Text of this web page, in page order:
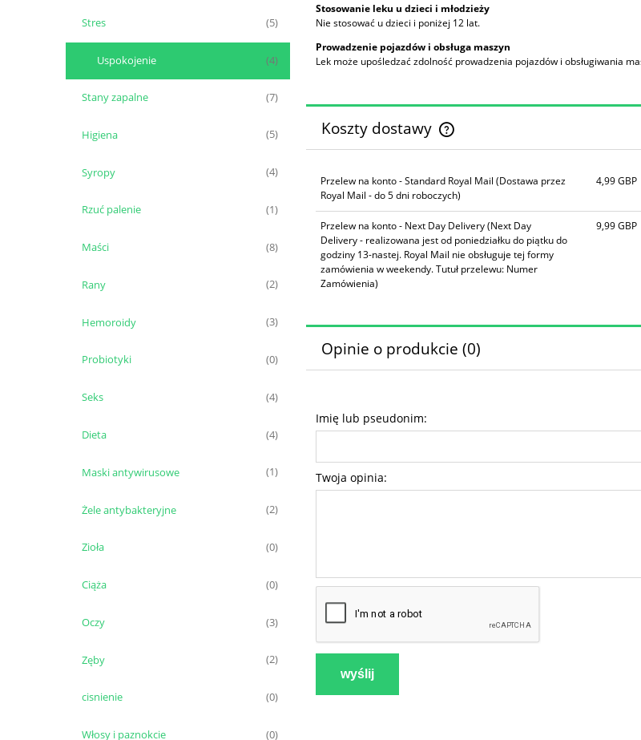
Stres (5)
Uspokojenie (4)
Stany zapalne (7)
Higiena (5)
Syropy (4)
Rzuć palenie (1)
Maści (8)
Rany (2)
Hemoroidy (3)
Probiotyki (0)
Seks (4)
Dieta (4)
Maski antywirusowe (1)
Żele antybakteryjne (2)
Zioła (0)
Ciąża (0)
Oczy (3)
Zęby (2)
cisnienie (0)
Włosy i paznokcie (0)
Stosowanie leku u dzieci i młodzieży
Nie stosować u dzieci i poniżej 12 lat.
Prowadzenie pojazdów i obsługa maszyn
Lek może upośledzać zdolność prowadzenia pojazdów i obsługiwania
Koszty dostawy
płatności
Przelew na konto - Standard Royal Mail (Dostawa przez
Royal Mail - do 5 dni roboczych)
4,99 GBP
Przelew na konto - Next Day Delivery(Next Day
Delivery - realizowana jest od poniedziałku do piątku do
godziny 13-nastej. Royal Mail nie obsługuje tej formy
zamówienia w weekendy. Tutuł przelewu: Numer
Zamówienia)
9,99 GBP
Opinie o produkcie (0)
Imię lub pseudonim:
Twoja opinia:
wyślij